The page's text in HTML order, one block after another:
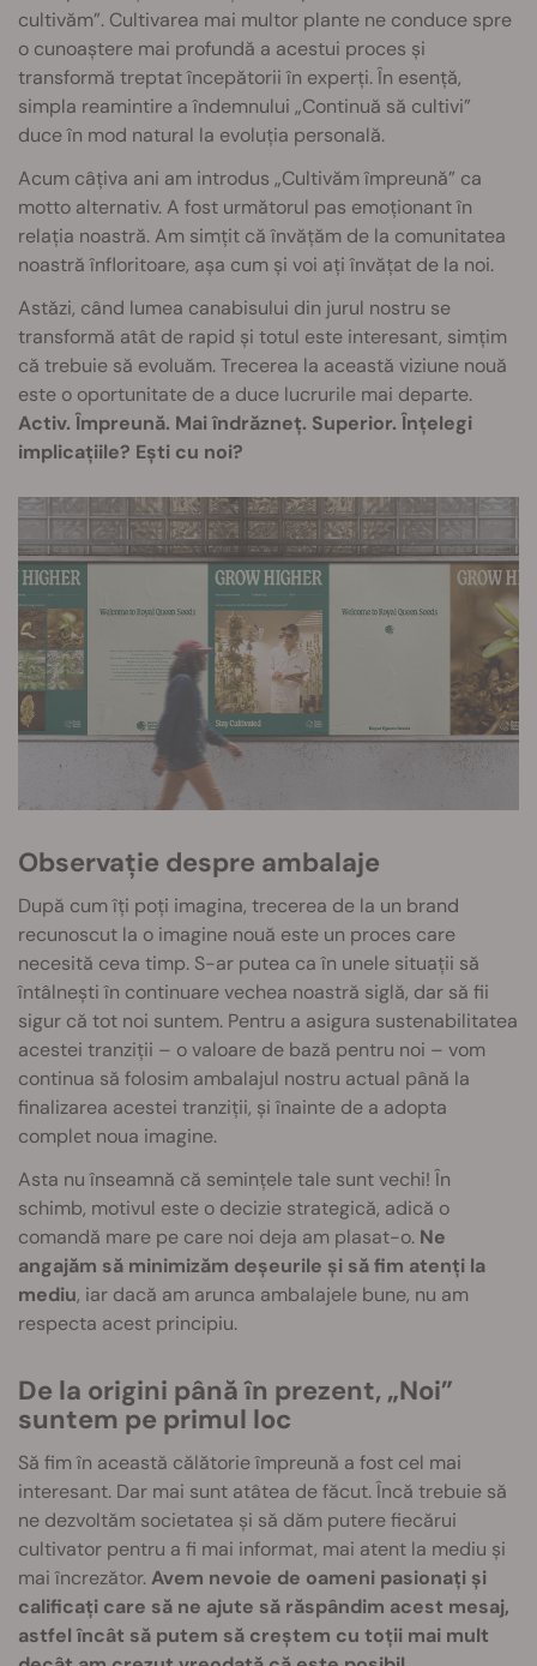
cultivăm”. Cultivarea mai multor plante ne conduce spre
o cunoaștere mai profundă a acestui proces și
transformă treptat începătorii în experți. În esență,
simpla reamintire a îndemnului „Continuă să cultivi”
duce în mod natural la evoluția personală.
Acum câțiva ani am introdus „Cultivăm împreună” ca
motto alternativ. A fost următorul pas emoționant în
relația noastră. Am simțit că învățăm de la comunitatea
noastră înfloritoare, așa cum și voi ați învățat de la noi.
Astăzi, când lumea canabisului din jurul nostru se
transformă atât de rapid și totul este interesant, simțim
că trebuie să evoluăm. Trecerea la această viziune nouă
este o oportunitate de a duce lucrurile mai departe.
Activ. Împreună. Mai îndrăzneț. Superior. Înțelegi
implicațiile? Ești cu noi?
Observație despre ambalaje
După cum îți poți imagina, trecerea de la un brand
recunoscut la o imagine nouă este un proces care
necesită ceva timp. S-ar putea ca în unele situații să
întâlnești în continuare vechea noastră siglă, dar să fii
sigur că tot noi suntem. Pentru a asigura sustenabilitatea
acestei tranziții – o valoare de bază pentru noi – vom
continua să folosim ambalajul nostru actual până la
finalizarea acestei tranziții, și înainte de a adopta
complet noua imagine.
Asta nu înseamnă că semințele tale sunt vechi! În
schimb, motivul este o decizie strategică, adică o
comandă mare pe care noi deja am plasat-o. Ne
angajăm să minimizăm deșeurile și să fim atenți la
mediu, iar dacă am arunca ambalajele bune, nu am
respecta acest principiu.
De la origini până în prezent, „Noi”
suntem pe primul loc
Să fim în această călătorie împreună a fost cel mai
interesant. Dar mai sunt atâtea de făcut. Încă trebuie să
ne dezvoltăm societatea și să dăm putere fiecărui
cultivator pentru a fi mai informat, mai atent la mediu și
mai încrezător.Avem nevoie de oameni pasionați și
calificați care să ne ajute să răspândim acest mesaj,
astfel încât să putem să creștem cu toții mai mult